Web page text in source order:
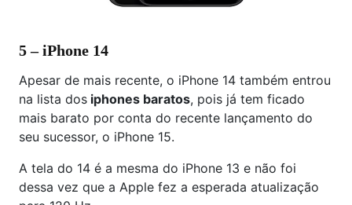
5 – iPhone 14
Apesar de mais recente, o iPhone 14 também entrou
na lista dos iphones baratos, pois já tem ficado
mais barato por conta do recente lançamento do
seu sucessor, o iPhone 15.
A tela do 14 é a mesma do iPhone 13 e não foi
dessa vez que a Apple fez a esperada atualização